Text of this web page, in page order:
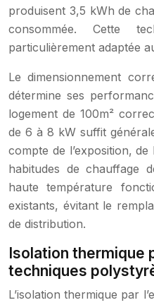
produisent 3,5 kWh de
consommée. Cette
particulièrement adaptée
Le dimensionnement
détermine ses
logement de 100m²
de 6 à 8 kW suffit
compte de l’exposition, de
habitudes de chauffage
haute température
existants, évitant le
de distribution.
Isolation thermique
techniques
L’isolation thermique par